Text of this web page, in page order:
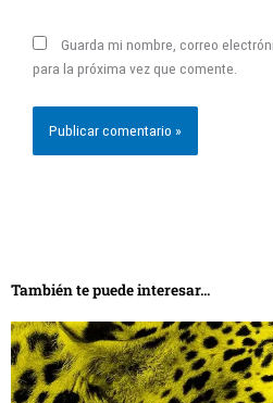
Guarda mi nombre, correo
para la próxima vez que comente.
También te puede interesar...